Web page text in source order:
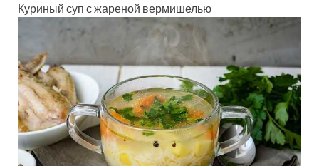
Куриный суп с жареной вермишелью